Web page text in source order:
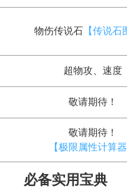
物伤传说石 【传说石
超物攻、速度
敬请期待！
敬请期待！
【极限属性计算
必备实用宝典